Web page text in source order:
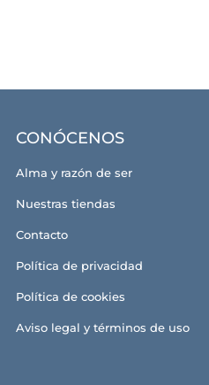
CONÓCENOS
Alma y razón de ser
Nuestras tiendas
Contacto
Política de privacidad
Política de cookies
Aviso legal y términos de uso